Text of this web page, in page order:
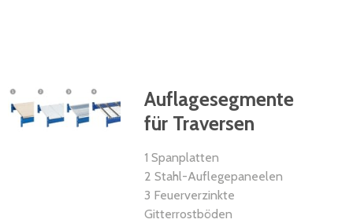
Auflagesegmente
für Traversen
1 Spanplatten
2 Stahl-Auflegepaneelen
3 Feuerverzinkte
Gitterrostböden